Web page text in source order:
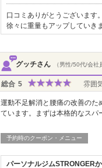
口コミありがとうございま
徐々に重量もアップしていき
グッチさん （男性/50代/会社
総合 5 雰囲
運動不足解消と腰痛の改善のた
ています。まずは本格的なスパ
予約時のクーポン・メニュー
パーソナルジムSTRONGER